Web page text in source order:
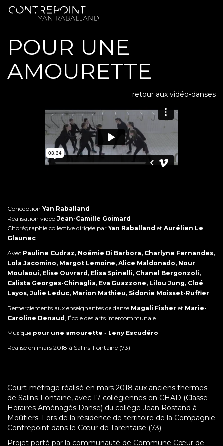
POUR UNE
AMOURETTE
retour aux vidéo-danses
Conception Yan Raballand
Réalisation vidéo Jean-Camille Goimard
Chorégraphie collective dirigée par Yan Raballand et Aurélien Le
Glaunec
Avec Pauline Cudraz, Noémie Di Barbora, Charlyne Fernandes,
Lola Jacomino, Margot Lemoine, Alice Maldonado, Nour
Moulaoui, Elise Ouvrard, Elisa Spinelli, Chanel Bergonzoli,
Calista Georges-Chinaglia, Eva Guazzone, Lilou Jung, Cloé
Layos, Julie Leduc, Marion Mathieu, Sidonie Moisset-Ruffier
Remerciements aux enseignantes de danse Magali Fisher et Marie-
Caroline Denaud, École des arts intercommunale
Musique pour une amourette - Leny Escudéro
Réalisé en mars 2018 à Salins-Fontaine (73)
Court-métrage réalisé en mars 2018 aux anciens thermes
de Salins-Fontaine, avec 17 collégiennes en CHAD (Classe
Horaires Aménagés Danse) du collège Jean Rostand à
Moûtiers. Lors de la résidence de territoire de la Compagnie
Contrepoint dans le Cœur de Tarentaise (73)
Projet porté par la communauté de Commune Cœur de